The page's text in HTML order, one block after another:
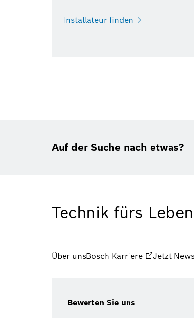
Installateur finden
Auf der Suche nach etwas?
Technik fürs Leben
Über unsBosch Karriere Jetzt
Bewerten Sie uns